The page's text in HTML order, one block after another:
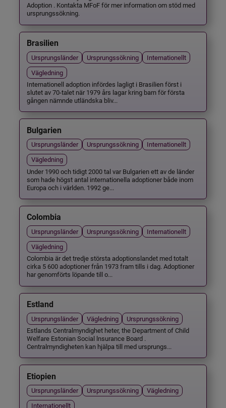
Adoption . Kontakta MFoF för mer information om stöd med
ursprungssökning.
Brasilien
Ursprungsländer Ursprungssökning
Internationellt
Vägledning
Internationell adoption infördes lagligt i Brasilien först i
slutet av 70-talet när 1979 års lagar kring barn för första
gången nämnde utländska bliv...
Bulgarien
Ursprungsländer Ursprungssökning
Internationellt
Vägledning
Under 1990 och tidigt 2000 tal var Bulgarien ett av de länder
som hade högst antal internationella adoptioner både inom
Europa och i världen. 1992 ge...
Colombia
Ursprungsländer Ursprungssökning
Internationellt
Vägledning
Colombia är det tredje största adoptionslandet med totalt
cirka 5 600 adoptioner från 1973 fram tills i dag. Adoptioner
har genomförts löpande till o...
Estland
Ursprungsländer Vägledning
Ursprungssökning
Estlands Centralmyndighet heter, the Department of Child
Welfare Estonian Social lnsurance Board .
Centralmyndigheten kan hjälpa till med ursprungs...
Etiopien
Ursprungsländer Ursprungssökning
Vägledning
Internationellt